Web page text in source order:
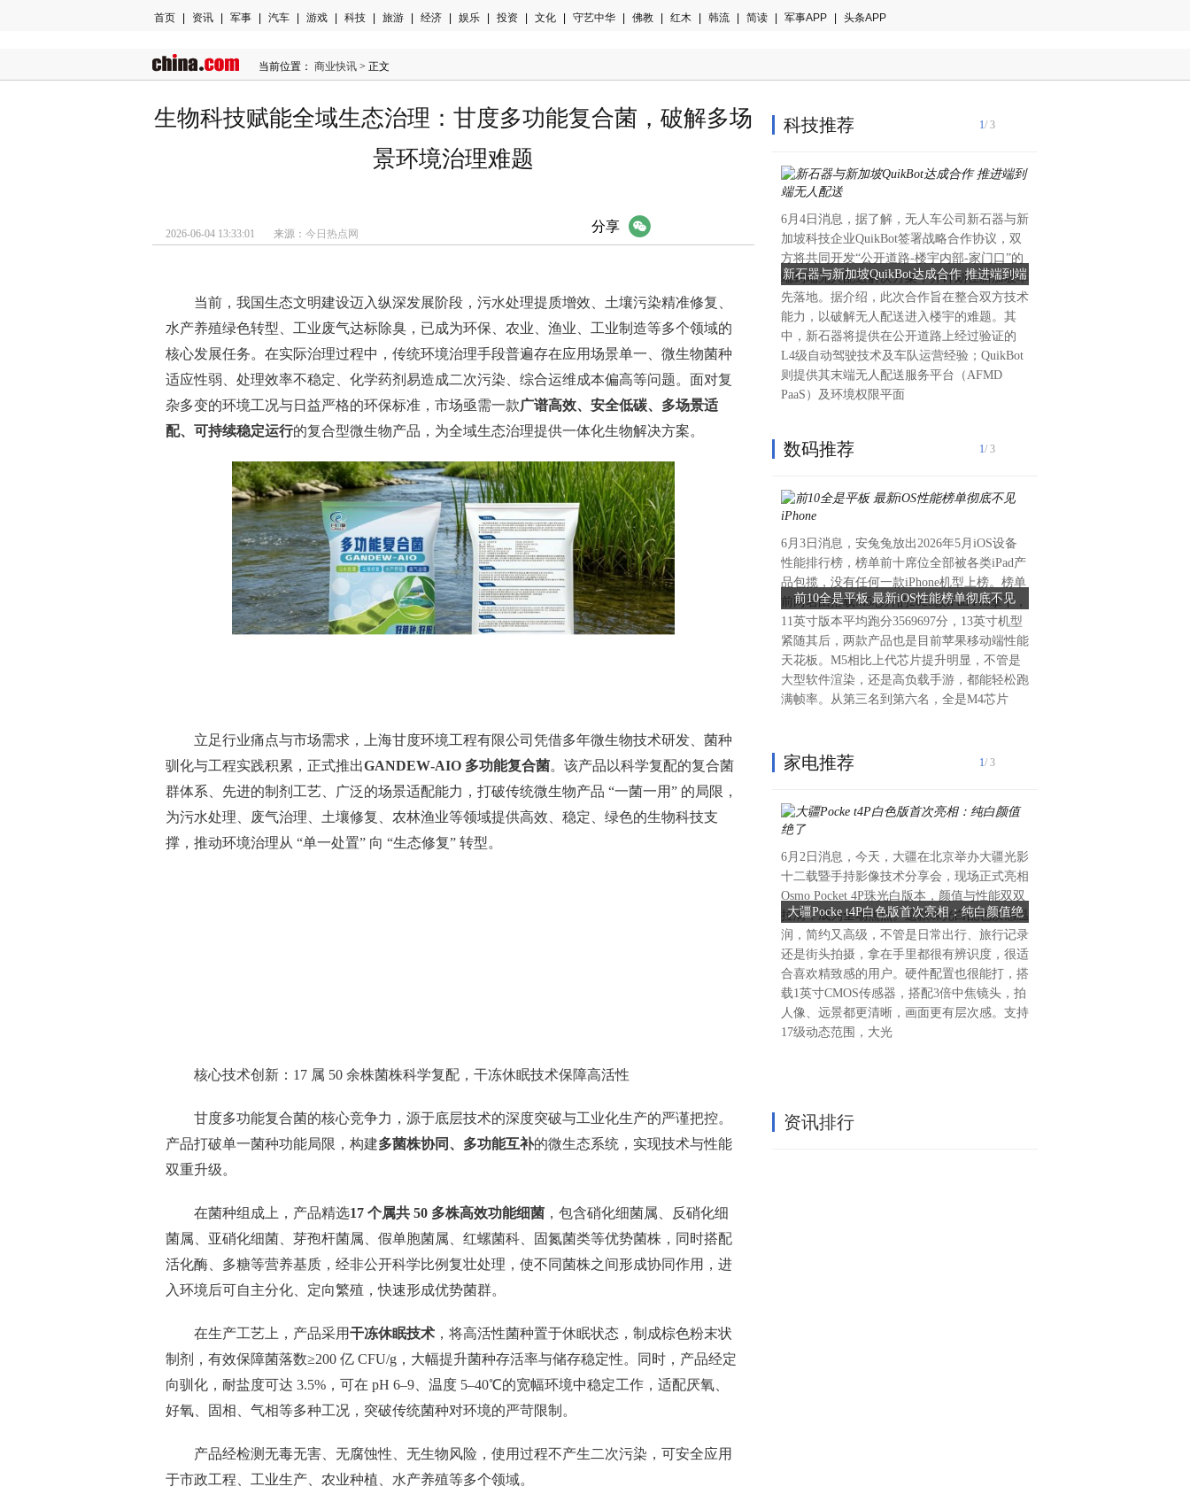
首页 资讯 军事 汽车 游戏 科技 旅游 经济 娱乐 投资 文化 守艺中华 佛教 红木 韩流 简读 军事APP 头条APP
当前位置： 商业快讯 > 正文
生物科技赋能全域生态治理：甘度多功能复合菌，破解多场
景环境治理难题
2026-06-04 13:33:01 来源： 今日热点网 分享
当前，我国生态文明建设迈入纵深发展阶段，污水处理提质增效、土壤污染精准修复、
水产养殖绿色转型、工业废气达标除臭，已成为环保、农业、渔业、工业制造等多个领域的
核心发展任务。在实际治理过程中，传统环境治理手段普遍存在应用场景单一、微生物菌种
适应性弱、处理效率不稳定、化学药剂易造成二次污染、综合运维成本偏高等问题。面对复
杂多变的环境工况与日益严格的环保标准，市场亟需一款广谱高效、安全低碳、多场景适
配、可持续稳定运行的复合型微生物产品，为全域生态治理提供一体化生物解决方案。
立足行业痛点与市场需求，上海甘度环境工程有限公司凭借多年微生物技术研发、菌种
驯化与工程实践积累，正式推出GANDEW‑AIO 多功能复合菌。该产品以科学复配的复合菌
群体系、先进的制剂工艺、广泛的场景适配能力，打破传统微生物产品 “一菌一用” 的局限，
为污水处理、废气治理、土壤修复、农林渔业等领域提供高效、稳定、绿色的生物科技支
撑，推动环境治理从 “单一处置” 向 “生态修复” 转型。
核心技术创新：17 属 50 余株菌株科学复配，干冻休眠技术保障高活性
甘度多功能复合菌的核心竞争力，源于底层技术的深度突破与工业化生产的严谨把控。
产品打破单一菌种功能局限，构建多菌株协同、多功能互补的微生态系统，实现技术与性能
双重升级。
在菌种组成上，产品精选17 个属共 50 多株高效功能细菌 ，包含硝化细菌属、反硝化细
菌属、亚硝化细菌、芽孢杆菌属、假单胞菌属、红螺菌科、固氮菌类等优势菌株，同时搭配
活化酶、多糖等营养基质，经非公开科学比例复壮处理，使不同菌株之间形成协同作用，进
入环境后可自主分化、定向繁殖，快速形成优势菌群。
在生产工艺上，产品采用干冻休眠技术 ，将高活性菌种置于休眠状态，制成棕色粉末状
制剂，有效保障菌落数≥200 亿 CFU/g，大幅提升菌种存活率与储存稳定性。同时，产品经定
向驯化，耐盐度可达 3.5%，可在 pH 6–9、温度 5–40℃的宽幅环境中稳定工作，适配厌氧、
好氧、固相、气相等多种工况，突破传统菌种对环境的严苛限制。
产品经检测无毒无害、无腐蚀性、无生物风险，使用过程不产生二次污染，可安全应用
于市政工程、工业生产、农业种植、水产养殖等多个领域。
科技推荐
新石器与新加坡QuikBot达成合作 推进端到端
无人配送
6月4日消息，据了解，无人车公司新石器与新
加坡科技企业QuikBot签署战略合作协议，双
方将共同开发“公开道路-楼宇内部-家门口”的
端到端无人配送解决方案，并计划在新加坡率
先落地。据介绍，此次合作旨在整合双方技术
能力，以破解无人配送进入楼宇的难题。其
中，新石器将提供在公开道路上经过验证的
L4级自动驾驶技术及车队运营经验；QuikBot
则提供其末端无人配送服务平台（AFMD
PaaS）及环境权限平面
1/ 3
数码推荐
前10全是平板 最新iOS性能榜单彻底不见
iPhone
6月3日消息，安兔兔放出2026年5月iOS设备
性能排行榜，榜单前十席位全部被各类iPad产
品包揽，没有任何一款iPhone机型上榜。榜单
前两名由搭载M5芯片的2025款iPad Pro拿下，
11英寸版本平均跑分3569697分，13英寸机型
紧随其后，两款产品也是目前苹果移动端性能
天花板。M5相比上代芯片提升明显，不管是
大型软件渲染，还是高负载手游，都能轻松跑
满帧率。从第三名到第六名，全是M4芯片
1/ 3
家电推荐
大疆Pocke t4P白色版首次亮相：纯白颜值绝
了
6月2日消息，今天，大疆在北京举办大疆光影
十二载暨手持影像技术分享会，现场正式亮相
Osmo Pocket 4P珠光白版本，颜值与性能双双
拉满，成为全场焦点。这款珠光白配色质感温
润，简约又高级，不管是日常出行、旅行记录
还是街头拍摄，拿在手里都很有辨识度，很适
合喜欢精致感的用户。硬件配置也很能打，搭
载1英寸CMOS传感器，搭配3倍中焦镜头，拍
人像、远景都更清晰，画面更有层次感。支持
17级动态范围，大光
1/ 3
资讯排行